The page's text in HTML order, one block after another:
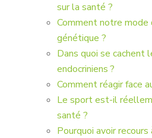
sur la santé ?
Comment notre mode
génétique ?
Dans quoi se cachent
endocriniens ?
Comment réagir face
Le sport est-il
santé ?
Pourquoi avoir